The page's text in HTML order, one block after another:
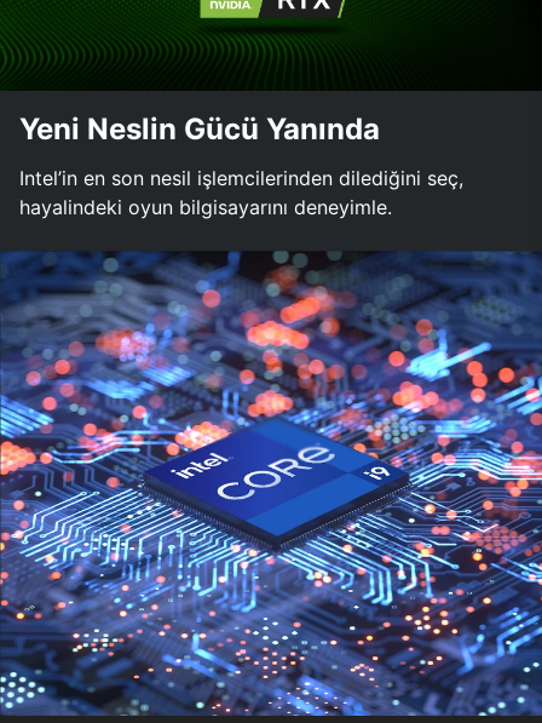
Yeni Neslin Gücü Yanında
Intel’in en son nesil işlemcilerinden dilediğini seç,
hayalindeki oyun bilgisayarını deneyimle.